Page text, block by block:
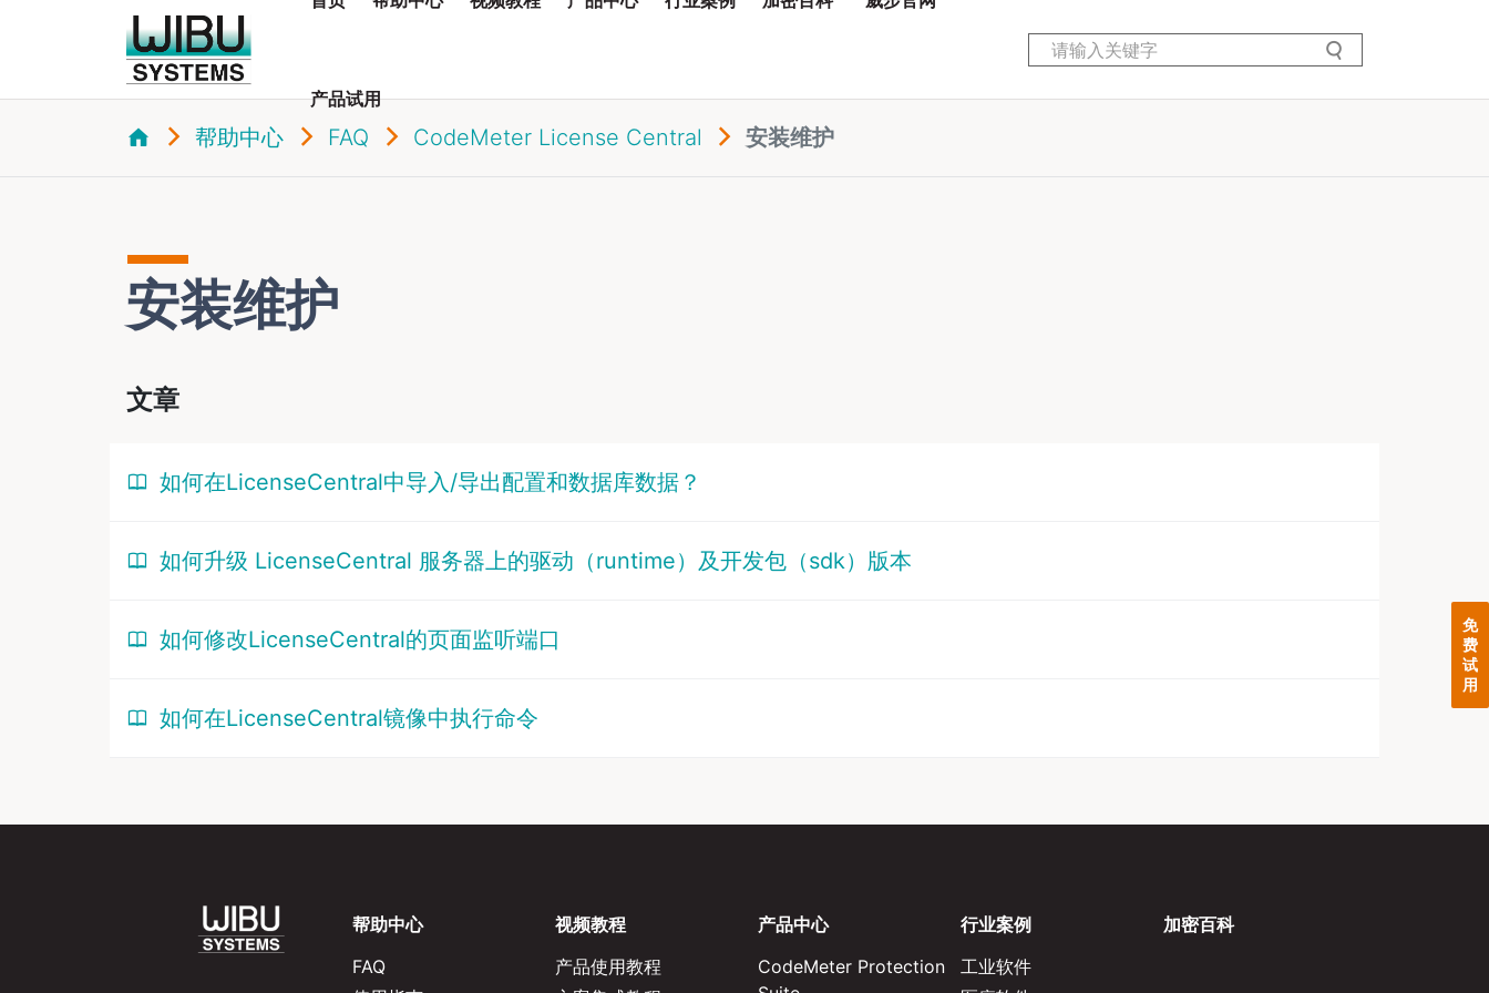
产品试用
帮助中心 FAQ CodeMeter License Central 安装维护
安装维护
文章
如何在LicenseCentral中导入/导出配置和数据库数据？
如何升级 LicenseCentral 服务器上的驱动（runtime）及开发包（sdk）版本
如何修改LicenseCentral的页面监听端口
如何在LicenseCentral镜像中执行命令
帮助中心
FAQ
视频教程
产品使用教程
产品中心
CodeMeter Protection
行业案例
工业软件
加密百科
免
费
试
用